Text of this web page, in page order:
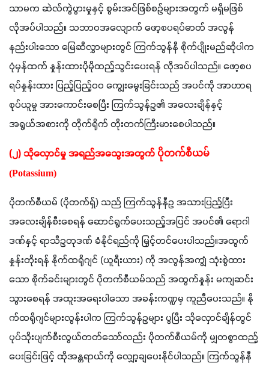
သာမက ဆဲလ်ကွဲပွားမှုနှင့် စွမ်းအင်ဖြစ်စဉ်များအတွက် မရှိမဖြစ်
လိုအပ်ပါသည်။ သဘာဝအလျောက် ဖော့စပရပ်ဓာတ် အလွန်
နည်းပါးသော မြေဆီလွှာများတွင် ကြက်သွန်နီ စိုက်ပျိုးမည်ဆိုပါက
ပုံမှန်ထက် နှုန်းထားပိုမိုထည့်သွင်းပေးရန် လိုအပ်ပါသည်။ ဖော့စပ
ရပ်နှုန်းထား ပြည့်ပြည့်ဝဝ ကျွေးမွေးခြင်းသည် အပင်ကို အာဟာရ
စုပ်ယူမှု အားကောင်းစေပြီး ကြက်သွန်ဥ၏ အလေးချိန်နှင့်
အရွယ်အစားကို တိုက်ရိုက် တိုးတက်ကြီးမားစေပါသည်။
(၂) သိုလှောင်မှု အရည်အသွေးအတွက် ပိုတက်စီယမ်
(Potassium)
ပိုတက်စီယမ် (ပိုတက်ရှ်) သည် ကြက်သွန်နီဥ အသားပြည့်ပြီး
အလေးချိန်စီးစေရန် ဆောင်ရွက်ပေးသည့်အပြင် အပင်၏ ရောဂါ
ဒဏ်နှင့် ရာသီဥတုဒဏ် ခံနိုင်ရည်ကို မြှင့်တင်ပေးပါသည်။အထွက်
နှုန်းတိုးရန် နိုက်ထရိုဂျင် (ယူရီးယား) ကို အလွန်အကျွံ သုံးစွဲထား
သော စိုက်ခင်းများတွင် ပိုတက်စီယမ်သည် အထွက်နှုန်း မကျဆင်း
သွားစေရန် အထူးအရေးပါသော အခန်းကဏ္ဍမှ ကူညီပေးသည်။ နို
က်ထရိုဂျင်များလွန်းပါက ကြက်သွန်ဥများ ပွပြီး သိုလှောင်ချိန်တွင်
ပုပ်သိုးပျက်စီးလွယ်တတ်သော်လည်း ပိုတက်စီယမ်ကို မျှတစွာထည့်
ပေးခြင်းဖြင့် ထိုအန္တရာယ်ကို လျှော့ချပေးနိုင်ပါသည်။ ကြက်သွန်နီ